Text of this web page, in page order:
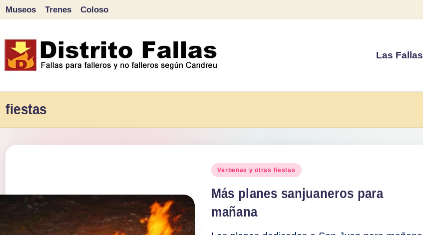
contenido
Museos Trenes Coloso
Las Fallas
fiestas
Publicado
Verbenas y otras fiestas
Más planes sanjuaneros para
mañana